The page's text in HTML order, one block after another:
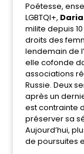
Poétesse,
LGBTQI+,
milite depuis
droits des
lendemain de
elle cofonde
associations
Russie. Deux
après un
est contrainte
préserver sa
Aujourd’hui,
de poursuites